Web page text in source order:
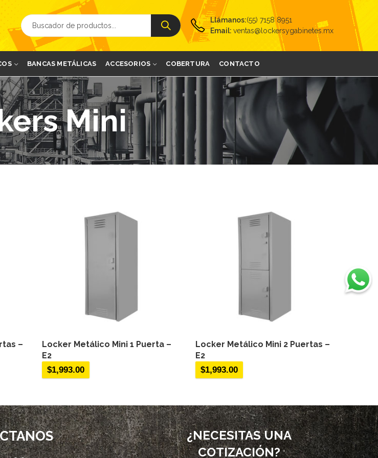
Llámanos:(55) 7158 8951
Email: ventas@lockersygabinetes.mx
BANCAS METÁLICAS ACCESORIOS COBERTURA CONTACTO
Mini
–
Locker Metálico Mini 1 Puerta –
E2
$1,993.00
Locker Metálico Mini 2 Puertas –
E2
$1,993.00
¿NECESITAS UNA
COTIZACIÓN?